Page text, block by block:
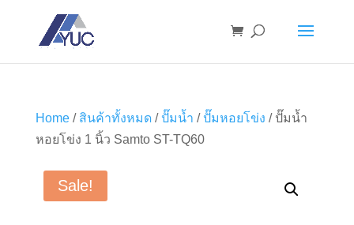
Home/ สินค้าทั้งหมด/ปั๊มน้ำ /ปั๊มหอยโข่ง / ปั๊มน้ำ
หอยโข่ง 1 นิ้ว Samto ST-TQ60
Sale!